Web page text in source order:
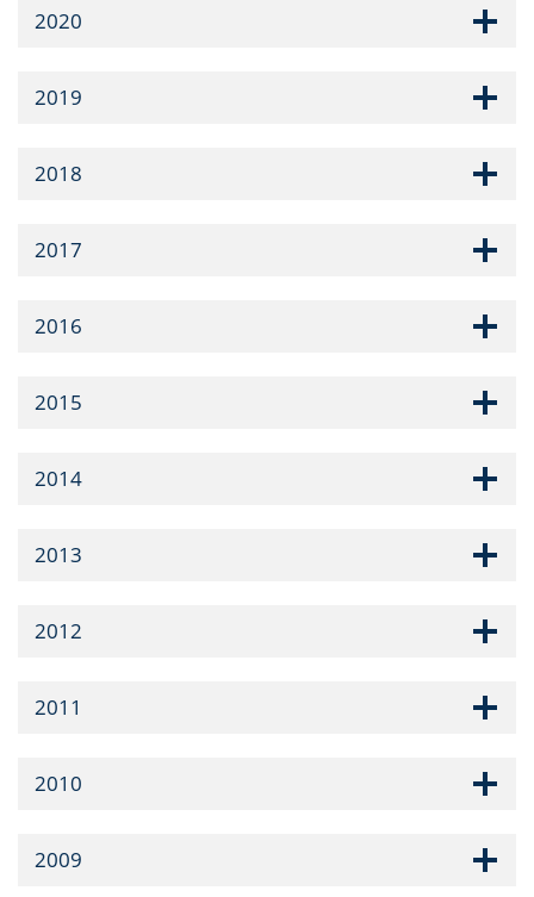
2020
2019
2018
2017
2016
2015
2014
2013
2012
2011
2010
2009